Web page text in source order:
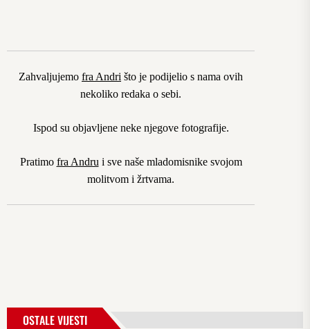
Zahvaljujemo fra Andri što je podijelio s nama ovih
nekoliko redaka o sebi.
Ispod su objavljene neke njegove fotografije.
Pratimo fra Andru i sve naše mladomisnike svojom
molitvom i žrtvama.
OSTALE VIJESTI